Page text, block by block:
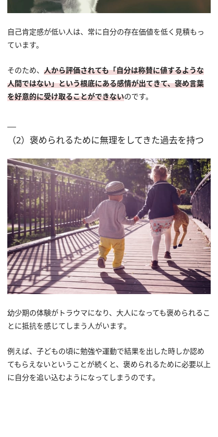
自己肯定感が低い人は、常に自分の存在価値を低く見積もっ
ています。
そのため、 人から評価されても「自分は称賛に値するような
人間ではない」という根底にある感情が出てきて、褒め言葉
を好意的に受け取ることができないのです。
（2）褒められるために無理をしてきた過去を持つ
幼少期の体験がトラウマになり、大人になっても褒められるこ
とに抵抗を感じてしまう人がいます。
例えば、子どもの頃に勉強や運動で結果を出した時しか認め
てもらえないということが続くと、褒められるために必要以上
に自分を追い込むようになってしまうのです。